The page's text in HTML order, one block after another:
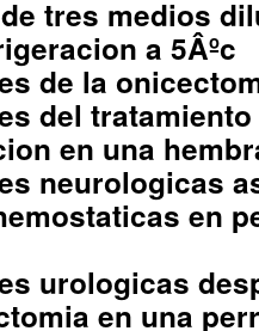
tres medios
a 5Âºc
de la
del
en una
neurologicas
en
urologicas
en una